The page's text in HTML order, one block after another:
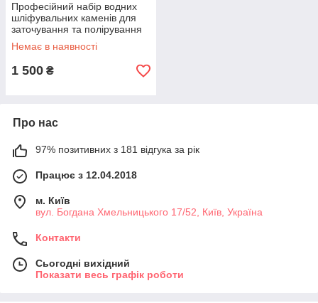
Професійний набір водних
шліфувальних каменів для
заточування та полірування
ножів Ruhhy 9 елементів
водні камені 400 8000 грит
Немає в наявності
1 500 ₴
Про нас
97% позитивних з 181 відгука за рік
Працює з 12.04.2018
м. Київ
вул. Богдана Хмельницького 17/52, Київ, Україна
Контакти
Сьогодні вихідний
Показати весь графік роботи